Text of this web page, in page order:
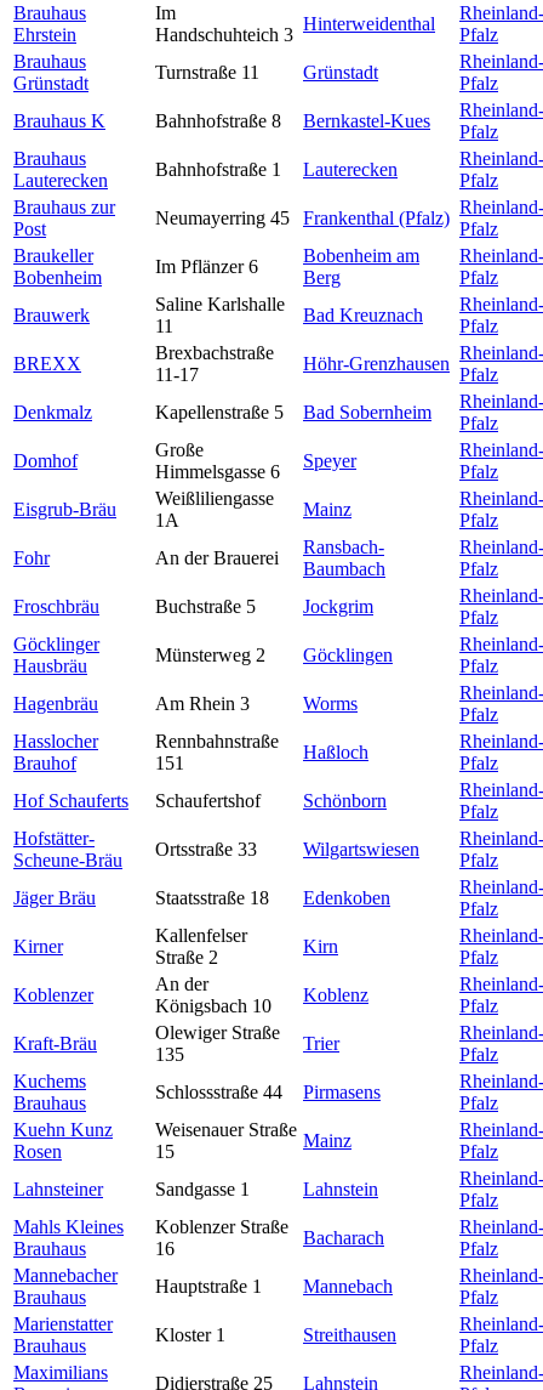
Brauhaus
Ehrstein
Im
Handschuhteich 3
Hinterweidenthal
Rheinland-
Pfalz
Brauhaus
Grünstadt
Turnstraße 11 Grünstadt
Rheinland-
Pfalz
Brauhaus K
Bahnhofstraße 8 Bernkastel-Kues
Rheinland-
Pfalz
Brauhaus
Lauterecken
Bahnhofstraße 1 Lauterecken
Rheinland-
Pfalz
Brauhaus zur
Post
Neumayerring 45 Frankenthal (Pfalz)
Rheinland-
Pfalz
Braukeller
Bobenheim
Im Pflänzer 6
Bobenheim am
Berg
Rheinland-
Pfalz
Brauwerk
Saline Karlshalle
11
Bad Kreuznach
Rheinland-
Pfalz
BREXX
Brexbachstraße
11-17
Höhr-Grenzhausen
Rheinland-
Pfalz
Denkmalz
Kapellenstraße 5 Bad Sobernheim
Rheinland-
Pfalz
Domhof
Große
Himmelsgasse 6
Speyer
Rheinland-
Pfalz
Eisgrub-Bräu
Weißliliengasse
1A
Mainz
Rheinland-
Pfalz
Fohr
An der Brauerei
Ransbach-
Baumbach
Rheinland-
Pfalz
Froschbräu
Buchstraße 5 Jockgrim
Rheinland-
Pfalz
Göcklinger
Hausbräu
Münsterweg 2 Göcklingen
Rheinland-
Pfalz
Hagenbräu
Am Rhein 3 Worms
Rheinland-
Pfalz
Hasslocher
Brauhof
Rennbahnstraße
151
Haßloch
Rheinland-
Pfalz
Hof Schauferts
Schaufertshof Schönborn
Rheinland-
Pfalz
Hofstätter-
Scheune-Bräu
Ortsstraße 33 Wilgartswiesen
Rheinland-
Pfalz
Jäger Bräu
Staatsstraße 18 Edenkoben
Rheinland-
Pfalz
Kirner
Kallenfelser
Straße 2
Kirn
Rheinland-
Pfalz
Koblenzer
An der
Königsbach 10
Koblenz
Rheinland-
Pfalz
Kraft-Bräu
Olewiger Straße
135
Trier
Rheinland-
Pfalz
Kuchems
Brauhaus
Schlossstraße 44 Pirmasens
Rheinland-
Pfalz
Kuehn Kunz
Rosen
Weisenauer Straße
15
Mainz
Rheinland-
Pfalz
Lahnsteiner
Sandgasse 1 Lahnstein
Rheinland-
Pfalz
Mahls Kleines
Brauhaus
Koblenzer Straße
16
Bacharach
Rheinland-
Pfalz
Mannebacher
Brauhaus
Hauptstraße 1 Mannebach
Rheinland-
Pfalz
Marienstatter
Brauhaus
Kloster 1 Streithausen
Rheinland-
Pfalz
Maximilians
Didierstraße 25 Lahnstein
Rheinland-